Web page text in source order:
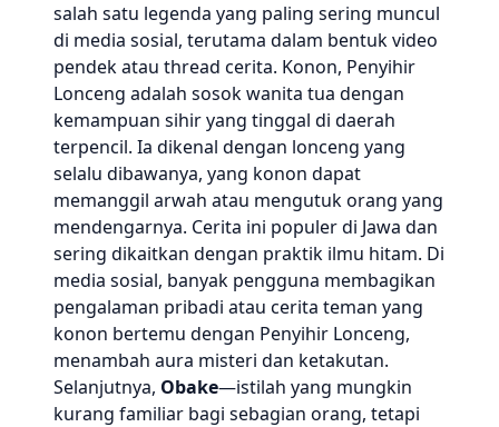
salah satu legenda yang paling sering muncul
di media sosial, terutama dalam bentuk video
pendek atau thread cerita. Konon, Penyihir
Lonceng adalah sosok wanita tua dengan
kemampuan sihir yang tinggal di daerah
terpencil. Ia dikenal dengan lonceng yang
selalu dibawanya, yang konon dapat
memanggil arwah atau mengutuk orang yang
mendengarnya. Cerita ini populer di Jawa dan
sering dikaitkan dengan praktik ilmu hitam. Di
media sosial, banyak pengguna membagikan
pengalaman pribadi atau cerita teman yang
konon bertemu dengan Penyihir Lonceng,
menambah aura misteri dan ketakutan.
Selanjutnya, Obake—istilah yang mungkin
kurang familiar bagi sebagian orang, tetapi